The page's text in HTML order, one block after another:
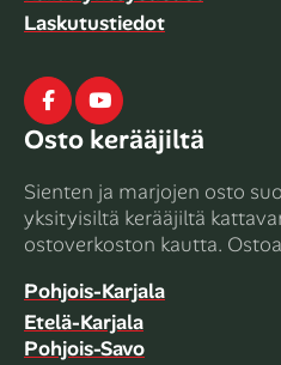
Laskutustiedot
FacebookYoutube
Osto kerääjiltä
Sienten ja marjojen osto
yksityisiltä kerääjiltä
ostoverkoston kautta.
Pohjois-Karjala
Etelä-Karjala
Pohjois-Savo